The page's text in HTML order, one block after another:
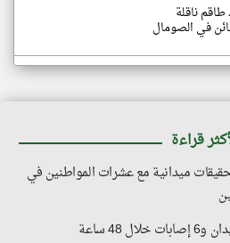
ناقلة
في الصومال
قراءة
ميدانية مع عشرات المواطنين في
48 ساعة